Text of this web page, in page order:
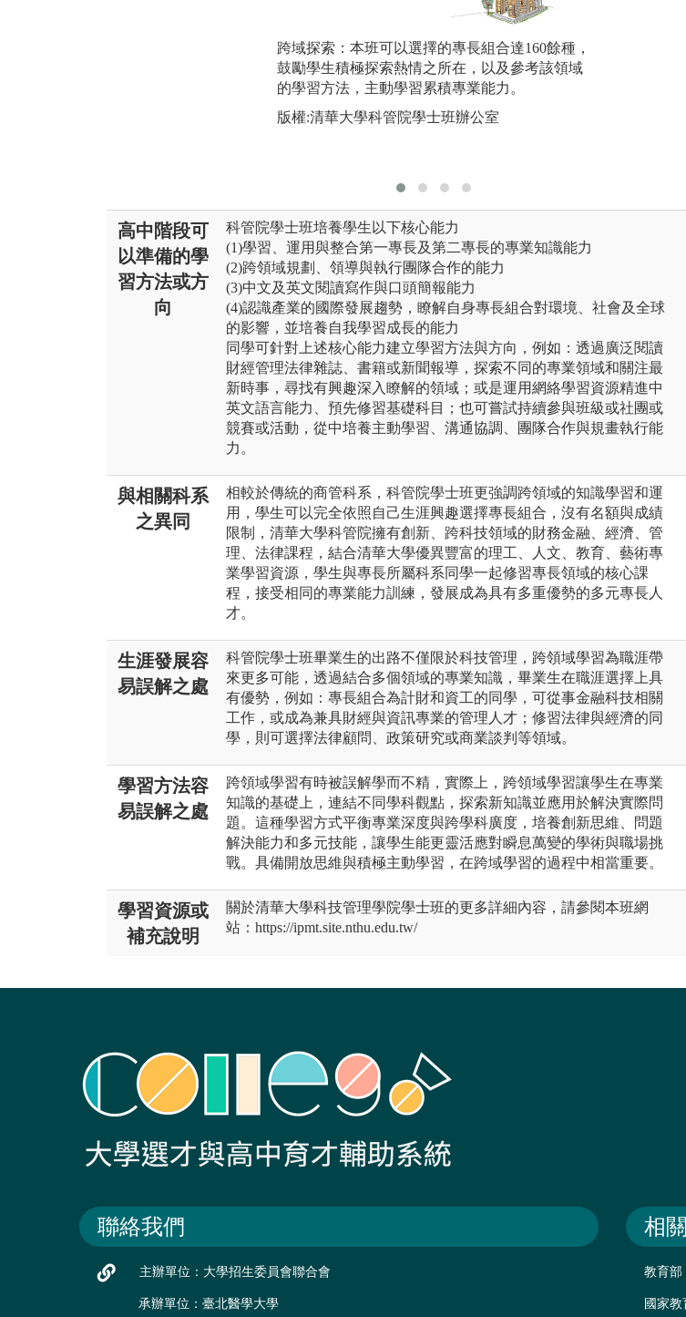
跨域探索：本班可以選擇的專長組合達160餘種，
鼓勵學生積極探索熱情之所在，以及參考該領域
的學習方法，主動學習累積專業能力。
版權:清華大學科管院學士班辦公室
高中階段可
以準備的學
習方法或方
向
科管院學士班培養學生以下核心能力
(1)學習、運用與整合第一專長及第二專長的專業知識能力
(2)跨領域規劃、領導與執行團隊合作的能力
(3)中文及英文閱讀寫作與口頭簡報能力
(4)認識產業的國際發展趨勢，瞭解自身專長組合對環境、社會及全球
的影響，並培養自我學習成長的能力
同學可針對上述核心能力建立學習方法與方向，例如：透過廣泛閱讀
財經管理法律雜誌、書籍或新聞報導，探索不同的專業領域和關注最
新時事，尋找有興趣深入瞭解的領域；或是運用網絡學習資源精進中
英文語言能力、預先修習基礎科目；也可嘗試持續參與班級或社團或
競賽或活動，從中培養主動學習、溝通協調、團隊合作與規畫執行能
力。
與相關科系
之異同
相較於傳統的商管科系，科管院學士班更強調跨領域的知識學習和運
用，學生可以完全依照自己生涯興趣選擇專長組合，沒有名額與成績
限制，清華大學科管院擁有創新、跨科技領域的財務金融、經濟、管
理、法律課程，結合清華大學優異豐富的理工、人文、教育、藝術專
業學習資源，學生與專長所屬科系同學一起修習專長領域的核心課
程，接受相同的專業能力訓練，發展成為具有多重優勢的多元專長人
才。
生涯發展容
易誤解之處
科管院學士班畢業生的出路不僅限於科技管理，跨領域學習為職涯帶
來更多可能，透過結合多個領域的專業知識，畢業生在職涯選擇上具
有優勢，例如：專長組合為計財和資工的同學，可從事金融科技相關
工作，或成為兼具財經與資訊專業的管理人才；修習法律與經濟的同
學，則可選擇法律顧問、政策研究或商業談判等領域。
學習方法容
易誤解之處
跨領域學習有時被誤解學而不精，實際上，跨領域學習讓學生在專業
知識的基礎上，連結不同學科觀點，探索新知識並應用於解決實際問
題。這種學習方式平衡專業深度與跨學科廣度，培養創新思維、問題
解決能力和多元技能，讓學生能更靈活應對瞬息萬變的學術與職場挑
戰。具備開放思維與積極主動學習，在跨域學習的過程中相當重要。
學習資源或
補充說明
關於清華大學科技管理學院學士班的更多詳細內容，請參閱本班網
站：https://ipmt.site.nthu.edu.tw/
聯絡我們
主辦單位：大學招生委員會聯合會
承辦單位：臺北醫學大學
相
教育部
國家